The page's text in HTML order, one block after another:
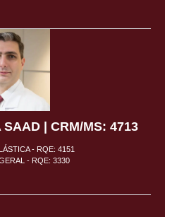
| CRM/MS: 4713
- RQE: 4151
- RQE: 3330